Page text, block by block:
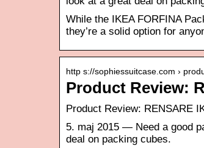
While the IKEA FORFINA
they’re a solid option for
http s://sophiessuitcase.com ›
Product Review:
Product Review: RENSARE
5. maj 2015 — Need a good
deal on packing cubes.